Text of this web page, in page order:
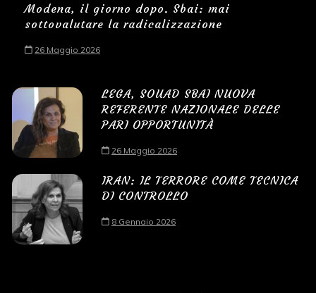
Modena, il giorno dopo. Sbai: mai
sottovalutare la radicalizzazione
26 Maggio 2026
LEGA, SOUAD SBAI NUOVA
REFERENTE NAZIONALE DELLE
PARI OPPORTUNITÀ
26 Maggio 2026
IRAN: IL TERRORE COME TECNICA
DI CONTROLLO
8 Gennaio 2026